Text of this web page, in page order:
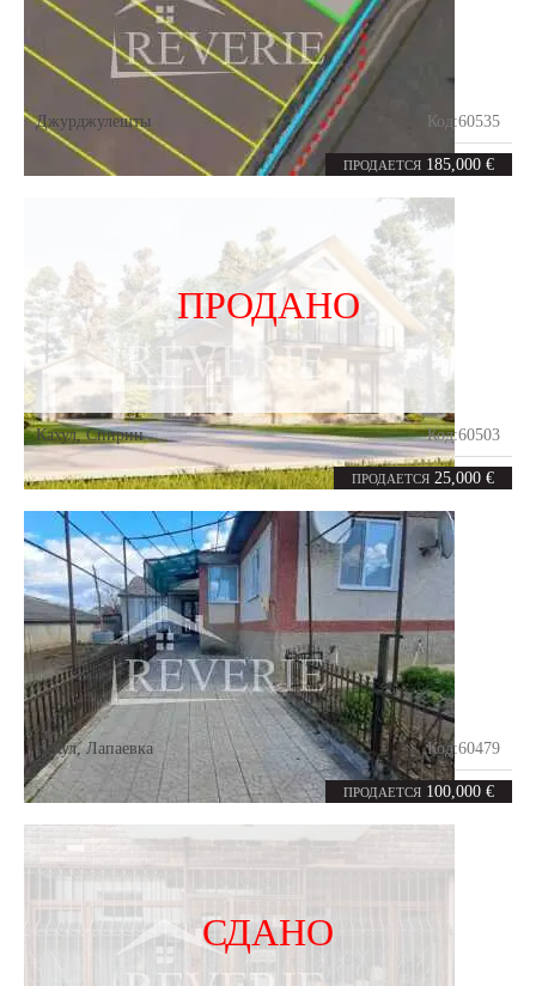
ПРОДАЕТСЯ 185,000 €
Джурджулешты Код:60535
55соток
ПРОДАНО
ПРОДАЕТСЯ 25,000 €
Кахул,Спирин Код:60503
5.86соток
ПРОДАЕТСЯ 100,000 €
Кахул,Лапаевка Код:60479
4 комнаты 87.8 m²
СДАНО